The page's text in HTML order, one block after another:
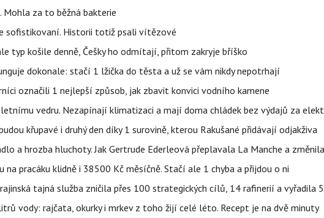
Mohla za to běžná bakterie
sofistikovaní. Historii totiž psali vítězové
typ košile denně, Češky ho odmítají, přitom zakryje bříško
dokonale: stačí 1 lžička do těsta a už se vám nikdy nepotrhají
označili 1 nejlepší způsob, jak zbavit konvici vodního kamene
vedru. Nezapínají klimatizaci a mají doma chládek bez výdajů za
křupavé i druhý den díky 1 surovině, kterou Rakušané přidávají odjakživa
a hrozba hluchoty. Jak Gertrude Ederleová přeplavala La Manche a
na pracáku klidně i 38500 Kč měsíčně. Stačí ale 1 chyba a přijdou o ni
tajná služba zničila přes 100 strategických cílů, 14 rafinerií a vyřadila
vody: rajčata, okurky i mrkev z toho žijí celé léto. Recept je na dvě minuty